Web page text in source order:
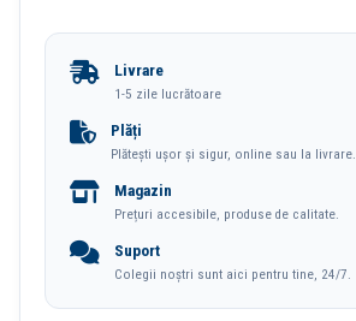
Livrare
1-5 zile lucrătoare
Plăți
Plătești ușor și sigur, online sau la livrare.
Magazin
Prețuri accesibile, produse de calitate.
Suport
Colegii noștri sunt aici pentru tine, 24/7.